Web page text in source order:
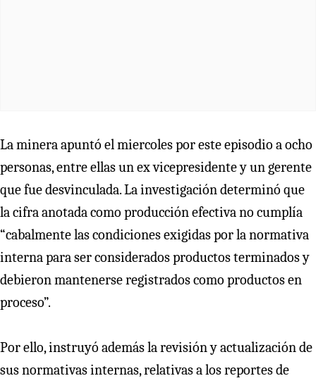
La minera apuntó el miercoles por este episodio a ocho
personas, entre ellas un ex vicepresidente y un gerente
que fue desvinculada. La investigación determinó que
la cifra anotada como producción efectiva no cumplía
“cabalmente las condiciones exigidas por la normativa
interna para ser considerados productos terminados y
debieron mantenerse registrados como productos en
proceso”.
Por ello, instruyó además la revisión y actualización de
sus normativas internas, relativas a los reportes de